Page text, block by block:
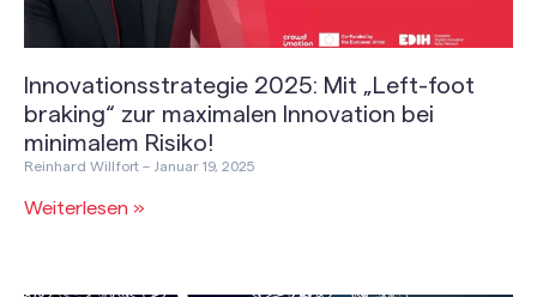
Innovationsstrategie 2025: Mit „Left-foot
braking“ zur maximalen Innovation bei
minimalem Risiko!
Reinhard Willfort Januar 19, 2025
Weiterlesen »